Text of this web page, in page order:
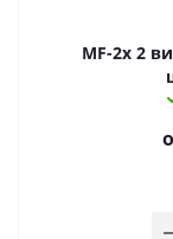
MF-2x 2 вилка mini-fit 2х2 на плату прямая